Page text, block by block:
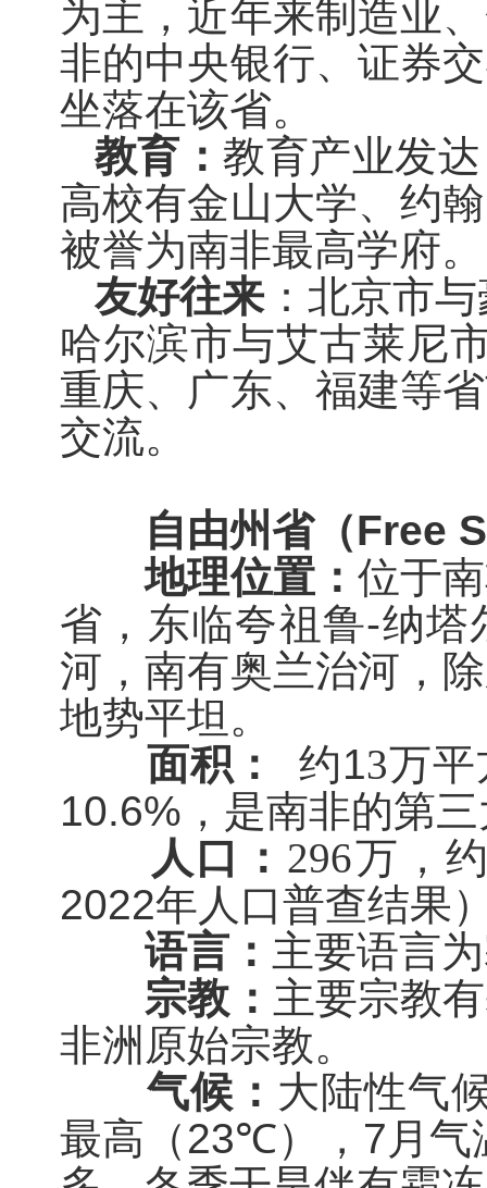
为主，近年来制造业、
非的中央银行、证券
坐落在该省。
教育：教育产业发
高校有金山大学、约
被誉为南非最高学府。
友好往来：北京市
哈尔滨市与艾古莱尼
重庆、广东、福建等
交流。
自由州省（Free
地理位置： 位于
省，东临夸祖鲁-纳塔
河，南有奥兰治河，
地势平坦。
面积：
约13万平
10.6% ，是南非的第
人口： 296万，
2022年人口普查结果
语言： 主要语言
宗教： 主要宗教
非洲原始宗教。
气候： 大陆性气
最高（23℃）， 7 月